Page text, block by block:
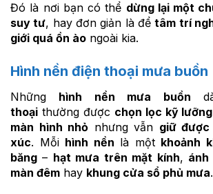
Đó là nơi bạn có thể dừng lại một
suy tư, hay đơn giản là đểtâm trí
giới quá ồn ào ngoài kia.
Hình nền điện thoại mưa buồn
Những hình nền mưa buồn
thoại thường được chọn lọc kỹ lưỡng
màn hình nhỏ nhưng vẫn giữ
xúc. Mỗi hình nền là một khoảnh
băng – hạt mưa trên mặt kính, ánh
màn đêm hay khung cửa sổ phủ mưa.